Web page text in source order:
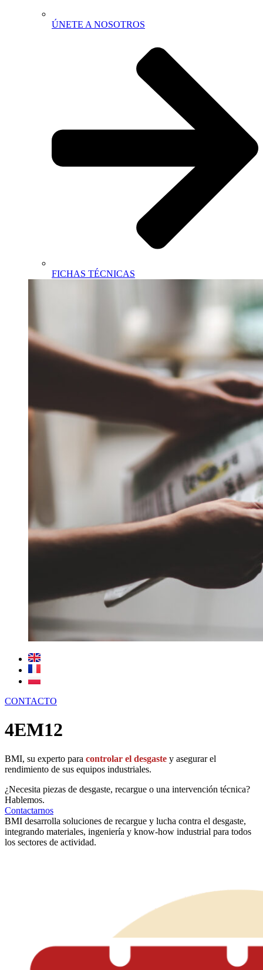
ÚNETE A NOSOTROS
FICHAS TÉCNICAS
CONTACTO
4EM12
BMI, su experto para controlar el desgaste y asegurar el
rendimiento de sus equipos industriales.
¿Necesita piezas de desgaste, recargue o una intervención técnica?
Hablemos.
Contactarnos
BMI desarrolla soluciones de recargue y lucha contra el desgaste,
integrando materiales, ingeniería y know-how industrial para todos
los sectores de actividad.